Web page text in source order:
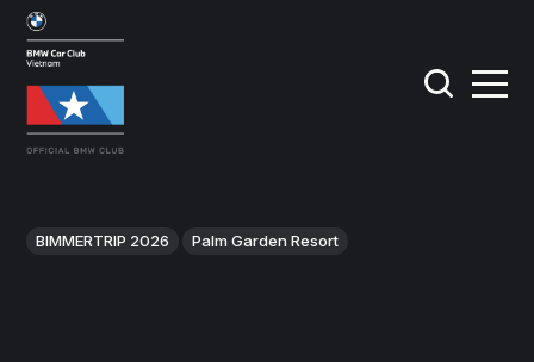
BIMMERTRIP 2026 Palm Garden Resort